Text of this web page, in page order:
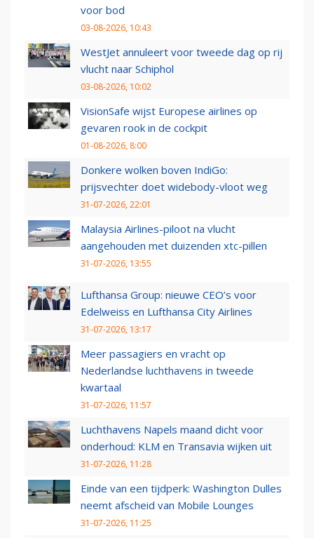
voor bod
03-08-2026, 10:43
WestJet annuleert voor tweede dag op rij
vlucht naar Schiphol
03-08-2026, 10:02
VisionSafe wijst Europese airlines op
gevaren rook in de cockpit
01-08-2026, 8:00
Donkere wolken boven IndiGo:
prijsvechter doet widebody-vloot weg
31-07-2026, 22:01
Malaysia Airlines-piloot na vlucht
aangehouden met duizenden xtc-pillen
31-07-2026, 13:55
Lufthansa Group: nieuwe CEO’s voor
Edelweiss en Lufthansa City Airlines
31-07-2026, 13:17
Meer passagiers en vracht op
Nederlandse luchthavens in tweede
kwartaal
31-07-2026, 11:57
Luchthavens Napels maand dicht voor
onderhoud: KLM en Transavia wijken uit
31-07-2026, 11:28
Einde van een tijdperk: Washington Dulles
neemt afscheid van Mobile Lounges
31-07-2026, 11:25